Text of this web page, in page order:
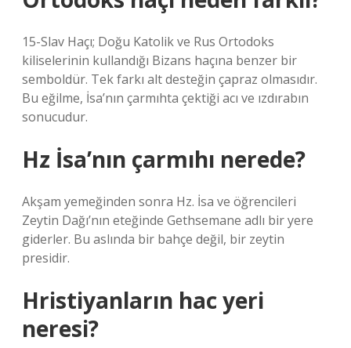
15-Slav Haçı; Doğu Katolik ve Rus Ortodoks
kiliselerinin kullandığı Bizans haçına benzer bir
semboldür. Tek farkı alt desteğin çapraz olmasıdır.
Bu eğilme, İsa’nın çarmıhta çektiği acı ve ızdırabın
sonucudur.
Hz İsa’nın çarmıhı nerede?
Akşam yemeğinden sonra Hz. İsa ve öğrencileri
Zeytin Dağı’nın eteğinde Gethsemane adlı bir yere
giderler. Bu aslında bir bahçe değil, bir zeytin
presidir.
Hristiyanların hac yeri
neresi?